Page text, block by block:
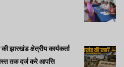
झारखंड क्षेत्रीय कार्यकर्ता
तक दर्ज करे आपत्ति